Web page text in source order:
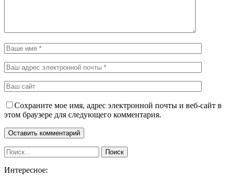
Сохраните мое имя, адрес электронной почты и веб-сайт в
этом браузере для следующего комментария.
Интересное: